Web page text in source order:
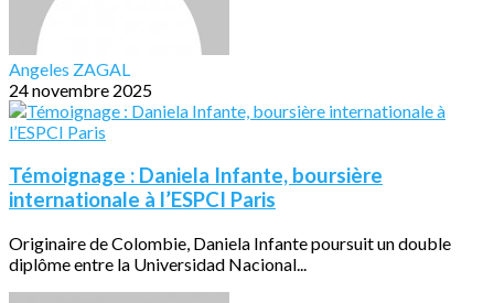
Angeles ZAGAL
24 novembre 2025
Témoignage : Daniela Infante, boursière
internationale à l’ESPCI Paris
Originaire de Colombie, Daniela Infante poursuit un double
diplôme entre la Universidad Nacional...